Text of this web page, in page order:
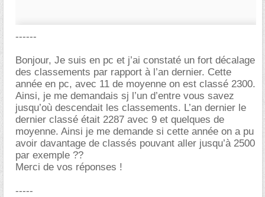
------
Bonjour, Je suis en pc et j’ai constaté un fort décalage
des classements par rapport à l’an dernier. Cette
année en pc, avec 11 de moyenne on est classé 2300.
Ainsi, je me demandais sj l’un d’entre vous savez
jusqu’où descendait les classements. L’an dernier le
dernier classé était 2287 avec 9 et quelques de
moyenne. Ainsi je me demande si cette année on a pu
avoir davantage de classés pouvant aller jusqu’à 2500
par exemple ??
Merci de vos réponses !
-----